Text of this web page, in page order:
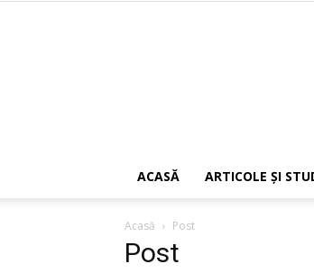
ACASĂ ARTICOLE ŞI
Acasă Post
Post